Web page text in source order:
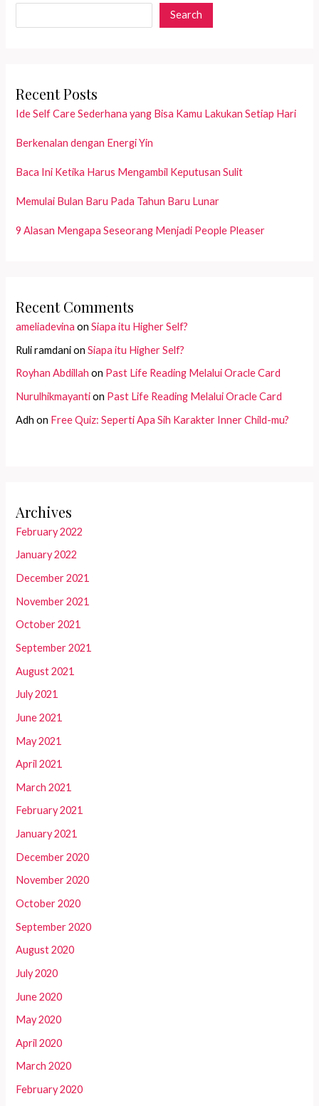
Search
Recent Posts
Ide Self Care Sederhana yang Bisa Kamu Lakukan Setiap Hari
Berkenalan dengan Energi Yin
Baca Ini Ketika Harus Mengambil Keputusan Sulit
Memulai Bulan Baru Pada Tahun Baru Lunar
9 Alasan Mengapa Seseorang Menjadi People Pleaser
Recent Comments
ameliadevina onSiapa itu Higher Self?
Ruli ramdanionSiapa itu Higher Self?
Royhan Abdillah on Past Life Reading Melalui Oracle Card
Nurulhikmayantion Past Life Reading Melalui Oracle Card
Adh on Free Quiz: Seperti Apa Sih Karakter Inner Child-mu?
Archives
February 2022
January 2022
December 2021
November 2021
October 2021
September 2021
August 2021
July 2021
June 2021
May 2021
April 2021
March 2021
February 2021
January 2021
December 2020
November 2020
October 2020
September 2020
August 2020
July 2020
June 2020
May 2020
April 2020
March 2020
February 2020